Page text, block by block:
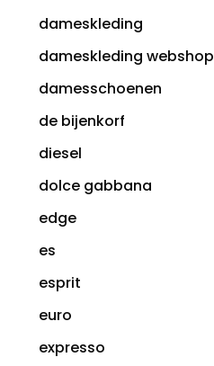
dameskleding
dameskleding webshop
damesschoenen
de bijenkorf
diesel
dolce gabbana
edge
es
esprit
euro
expresso